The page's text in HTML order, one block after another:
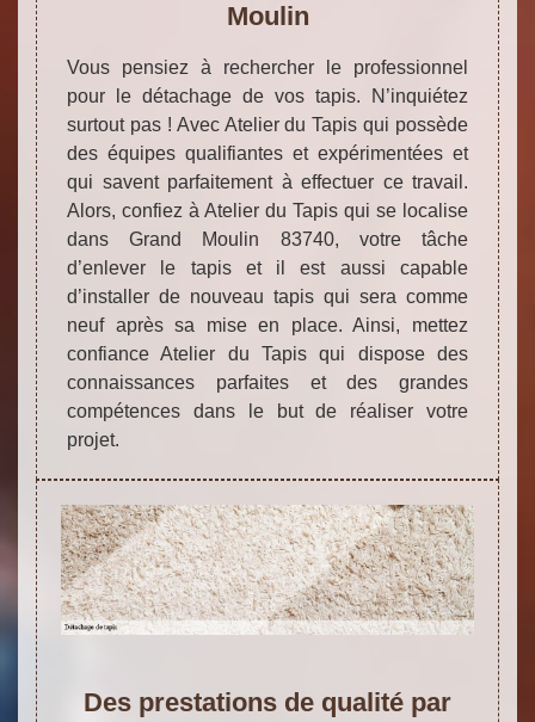
Moulin
Vous pensiez à rechercher le professionnel
pour le détachage de vos tapis. N’inquiétez
surtout pas ! Avec Atelier du Tapis qui possède
des équipes qualifiantes et expérimentées et
qui savent parfaitement à effectuer ce travail.
Alors, confiez à Atelier du Tapis qui se localise
dans Grand Moulin 83740, votre tâche
d’enlever le tapis et il est aussi capable
d’installer de nouveau tapis qui sera comme
neuf après sa mise en place. Ainsi, mettez
confiance Atelier du Tapis qui dispose des
connaissances parfaites et des grandes
compétences dans le but de réaliser votre
projet.
Des prestations de qualité par